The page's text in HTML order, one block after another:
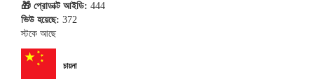
🎁 প্রোডাক্ট আইডি: 444
ভিউ হয়েছে: 372
স্টকে আছে
চায়না